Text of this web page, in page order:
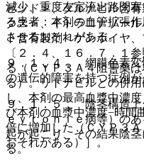
ビッド＞、ダルナビル含
クス＞、イトラコナゾー
ト含有製剤＜ゲンボイヤ
〔２．４、１６．７．１
る（ＣＹＰ３Ａ４阻害薬
る）。リトナビルとの併
し、本剤の最高血漿中濃
び本剤の血漿中濃度−時間
倍に増加した（ＣＹＰ３
おそれがある）］。
減少、重度左室流出路閉
る患者：本剤の血管拡張
させるおそれがある。
９．１．４． 網膜色素変
の遺伝的障害を持つ症例
９．１．５． 陰茎構造上
ｅｙｒｏｎｉｅ病等）の
起が起こり、その結果陰
る。